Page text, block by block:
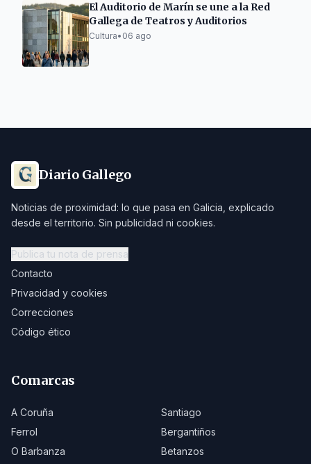
El Auditorio de Marín se une a la Red
Gallega de Teatros y Auditorios
Cultura• 06 ago
Diario Gallego
Noticias de proximidad: lo que pasa en Galicia, explicado
desde el territorio. Sin publicidad ni cookies.
Publica tu nota de prensa
Contacto
Privacidad y cookies
Correcciones
Código ético
Comarcas
A Coruña
Santiago
Ferrol
Bergantiños
O Barbanza
Betanzos